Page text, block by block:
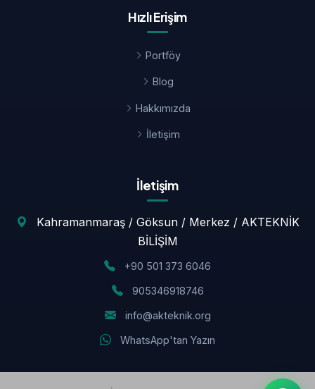
Hızlı Erişim
Portföy
Blog
Hakkımızda
İletişim
İletişim
Kahramanmaraş / Göksun / Merkez / AKTEKNİK
BİLİŞİM
+90 501 373 6046
905346918746
info@akteknik.org
WhatsApp'tan Yazın